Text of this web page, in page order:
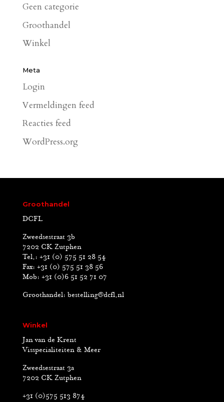
Geen categorie
Groothandel
Winkel
Meta
Login
Vermeldingen feed
Reacties feed
WordPress.org
Groothandel
DCFL
Zweedsestraat 3b
7202 CK Zutphen
Tel.: +31 (0) 575 51 28 54
Fax: +31 (0) 575 51 38 56
Mob: +31 (0)6 51 52 71 07
Groothandel: bestelling@dcfl.nl
Winkel
Jan van de Krent
Visspecialiteiten & Meer
Zweedsestraat 3a
7202 CK Zutphen
+31 (0)575 513 874